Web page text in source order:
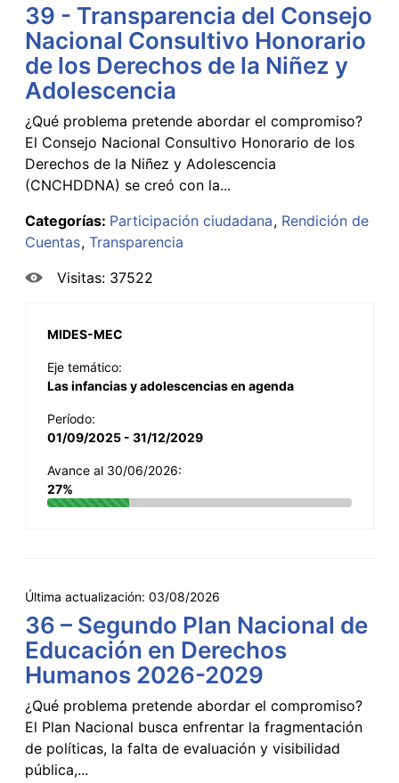
39 - Transparencia del Consejo
Nacional Consultivo Honorario
de los Derechos de la Niñez y
Adolescencia
¿Qué problema pretende abordar el compromiso?
El Consejo Nacional Consultivo Honorario de los
Derechos de la Niñez y Adolescencia
(CNCHDDNA) se creó con la...
Categorías: Participación ciudadana Rendición de
Cuentas Transparencia
Visitas: 37522
MIDES-MEC
Eje temático:
Las infancias y adolescencias en agenda
Período:
01/09/2025 - 31/12/2029
Avance al 30/06/2026:
27%
Última actualización: 03/08/2026
36 – Segundo Plan Nacional de
Educación en Derechos
Humanos 2026-2029
¿Qué problema pretende abordar el compromiso?
El Plan Nacional busca enfrentar la fragmentación
de políticas, la falta de evaluación y visibilidad
pública,...